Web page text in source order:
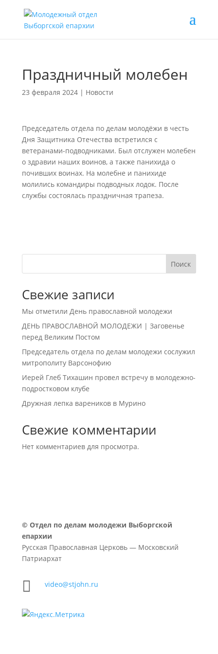
Праздничный молебен
23 февраля 2024| Новости
Председатель отдела по делам молодёжи в честь
Дня Защитника Отечества встретился с
ветеранами-подводниками. Был отслужен молебен
о здравии наших воинов, а также панихида о
почивших воинах. На молебне и панихиде
молились командиры подводных лодок. После
службы состоялась праздничная трапеза.
Поиск
Свежие записи
Мы отметили День православной молодежи
ДЕНЬ ПРАВОСЛАВНОЙ МОЛОДЕЖИ | Заговенье
перед Великим Постом
Председатель отдела по делам молодежи сослужил
митрополиту Варсонофию
Иерей Глеб Тихашин провел встречу в молодежно-
подростковом клубе
Дружная лепка вареников в Мурино
Свежие комментарии
Нет комментариев для просмотра.
© Отдел по делам молодежи Выборгской
епархии
Русская Православная Церковь — Московский
Патриархат
 video@stjohn.ru